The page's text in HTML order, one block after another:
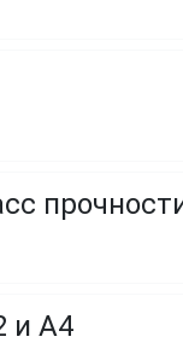
и A4